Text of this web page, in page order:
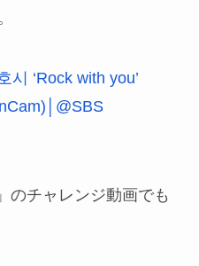
시 ‘Rock with you’
のチャレンジ動画でも